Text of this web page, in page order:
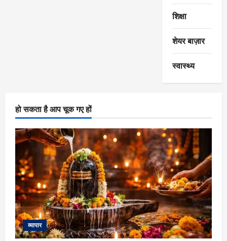
शिक्षा
शेयर बाज़ार
स्वास्थ्य
हो सकता है आप चूक गए हों
व्यापार